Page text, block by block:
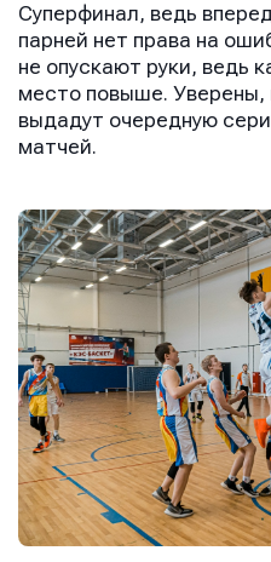
Суперфинал, ведь
парней нет права на
не опускают руки, ведь
место повыше. Уверены,
выдадут очередную
матчей.